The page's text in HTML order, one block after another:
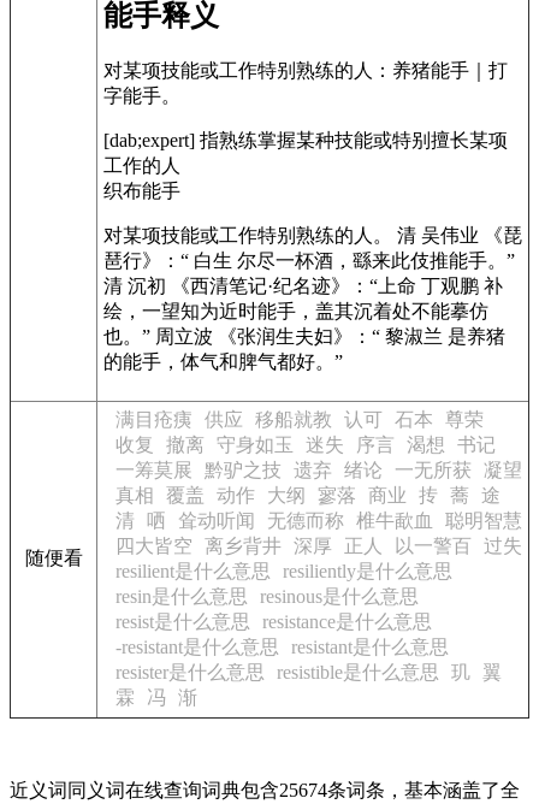
能手释义
对某项技能或工作特别熟练的人：养猪能手｜打
字能手。
[dab;expert] 指熟练掌握某种技能或特别擅长某项
工作的人
织布能手
对某项技能或工作特别熟练的人。 清 吴伟业
《琵
琶行》
：“ 白生 尔尽一杯酒，繇来此伎推能手。”
清 沉初
《西清笔记·纪名迹》
：“上命 丁观鹏 补
绘，一望知为近时能手，盖其沉着处不能摹仿
也。” 周立波
《张润生夫妇》
：“ 黎淑兰 是养猪
的能手，体气和脾气都好。”
随便看
满目疮痍 供应 移船就教 认可 石本
尊荣
收复
撤离 守身如玉 迷失 序言 渴想
书记
一筹莫展
黔驴之技 遗弃 绪论 一无所获
凝望
真相
覆盖 动作 大纲 寥落 商业 抟 蕎
途
清
哂 耸动听闻 无德而称 椎牛歃血
聪明智慧
四大皆空
离乡背井 深厚 正人 以一警百 过失
resilient是什么意思
resiliently是什么意思
resin是什么意思
resinous是什么意思
resist是什么意思
resistance是什么意思
-resistant是什么意思
resistant是什么意思
resister是什么意思
resistible是什么意思 玑
翼
霖
冯 渐
近义词同义词在线查询词典包含25674条词条，基本涵盖了全